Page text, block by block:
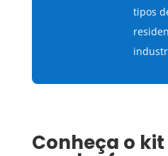
tipos
Conheça o